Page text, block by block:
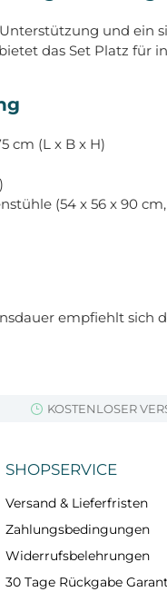
und ein
das Set Platz für
cm (L x B x H)
(54 x 56 x 90 cm,
empfiehlt sich
KOSTENLOSER
SHOPSERVICE
Versand & Lieferfristen
Zahlungsbedingungen
Widerrufsbelehrungen
30 Tage Rückgabe